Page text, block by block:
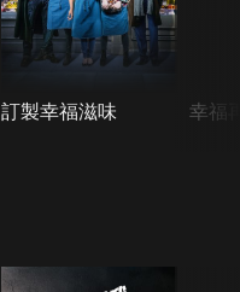
訂製幸福滋味 幸福